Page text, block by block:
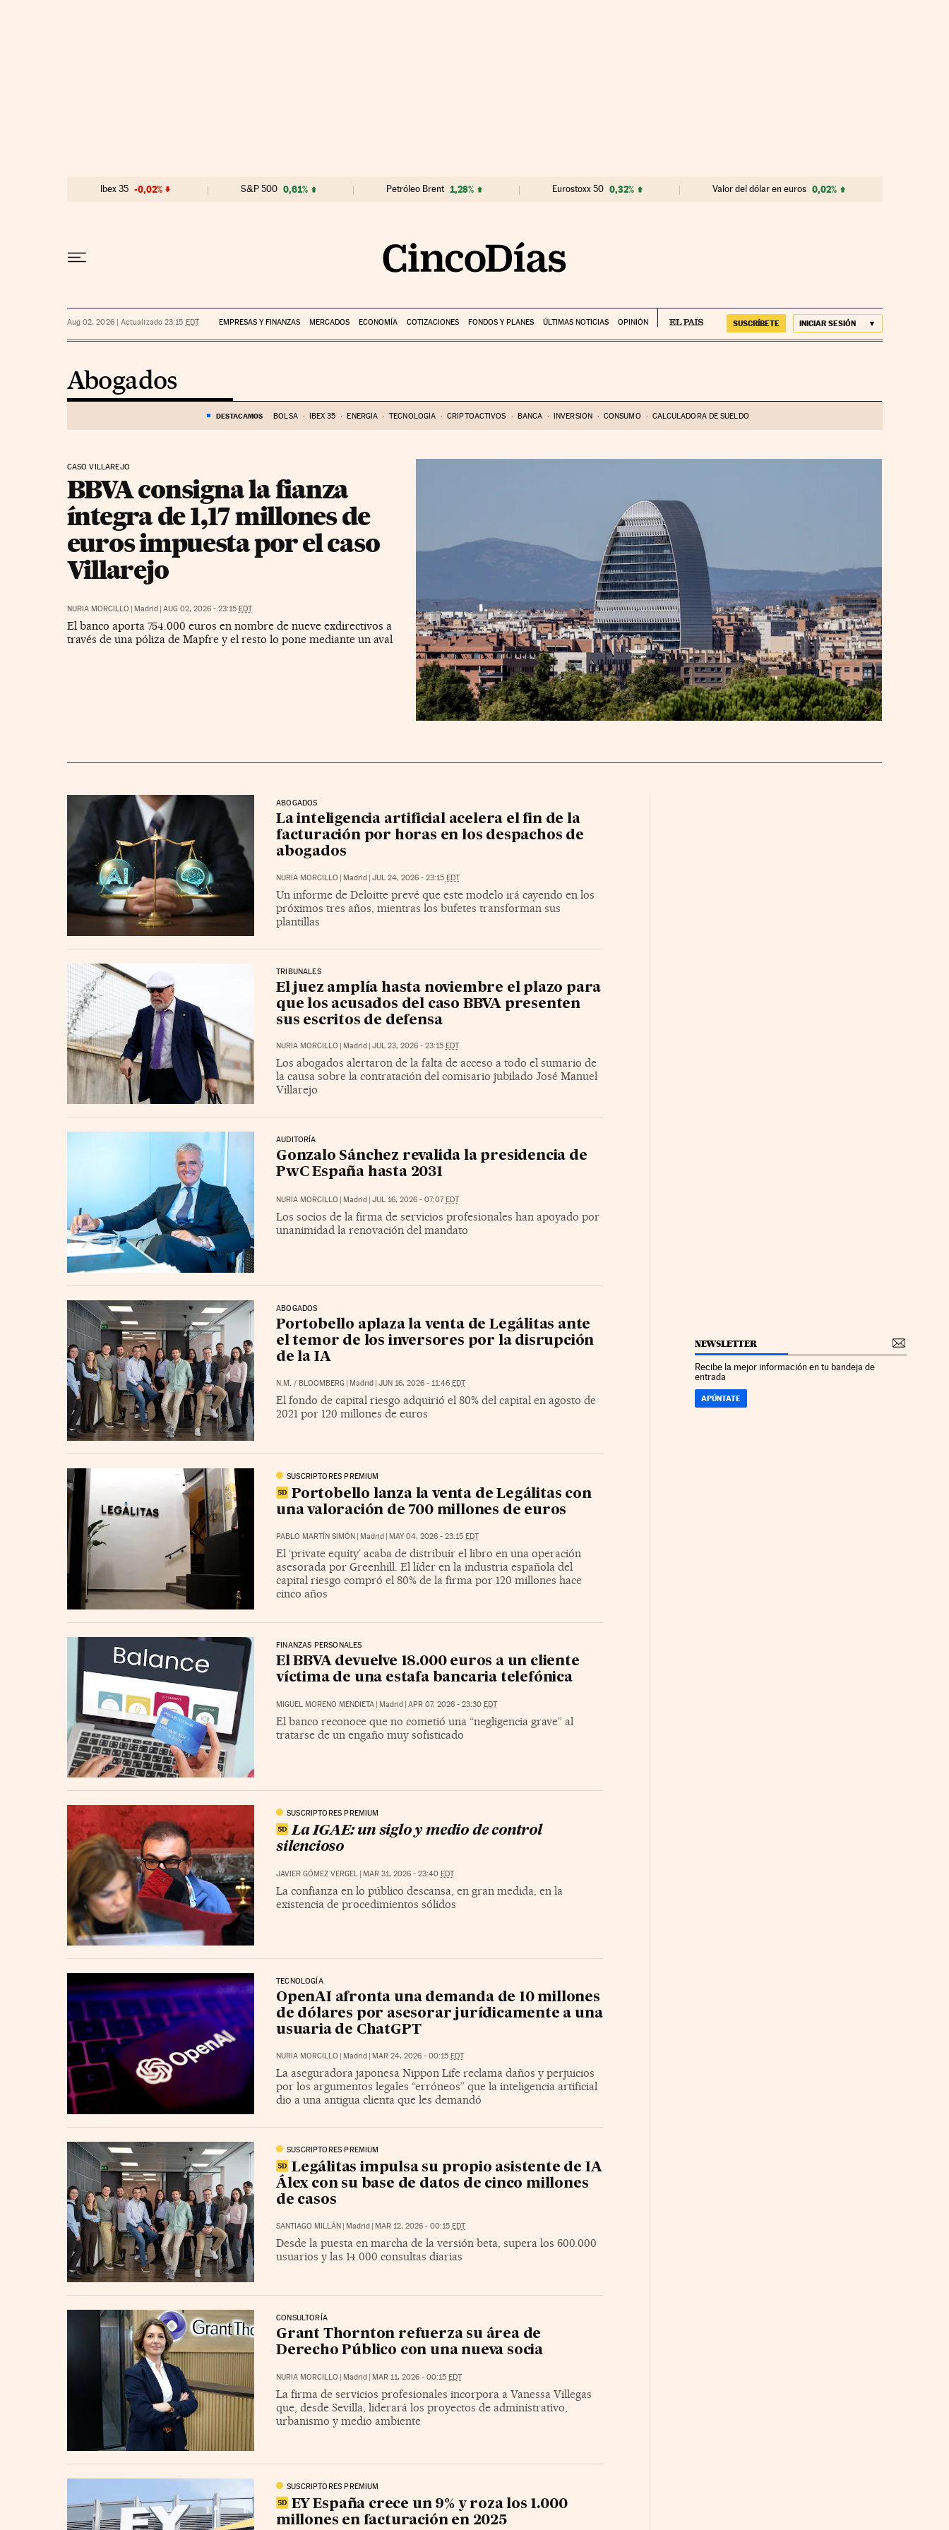
Ibex 35 -0,02% S&P 500 0,61% Petróleo Brent 1,28% Eurostoxx 50 0,32% Valor del dólar en euros 0,02%
Aug 02, 2026 | Actualizado 23:15 EDT EMPRESAS Y FINANZAS MERCADOS ECONOMÍA COTIZACIONES FONDOS Y PLANES ÚLTIMAS NOTICIAS OPINIÓN SUSCRÍBETE INICIAR SESIÓN
Abogados
DESTACAMOS BOLSA IBEX 35 ENERGÍA TECNOLOGÍA CRIPTOACTIVOS BANCA INVERSIÓN CONSUMO CALCULADORA DE SUELDO
CASO VILLAREJO
BBVA consigna la fianza
íntegra de 1,17 millones de
euros impuesta por el caso
Villarejo
NURIA MORCILLO | Madrid | AUG 02, 2026 - 23:15 EDT
El banco aporta 754.000 euros en nombre de nueve exdirectivos a
través de una póliza de Mapfre y el resto lo pone mediante un aval
ABOGADOS
La inteligencia artificial acelera el fin de la
facturación por horas en los despachos de
abogados
NURIA MORCILLO | Madrid | JUL 24, 2026 - 23:15 EDT
Un informe de Deloitte prevé que este modelo irá cayendo en los
próximos tres años, mientras los bufetes transforman sus
plantillas
TRIBUNALES
El juez amplía hasta noviembre el plazo para
que los acusados del caso BBVA presenten
sus escritos de defensa
NURIA MORCILLO Madrid JUL 23, 2026 - 23:15 EDT
Los abogados alertaron de la falta de acceso a todo el sumario de
la causa sobre la contratación del comisario jubilado José Manuel
Villarejo
AUDITORÍA
Gonzalo Sánchez revalida la presidencia de
PwC España hasta 2031
NURIA MORCILLO | Madrid | JUL 16, 2026 - 07:07EDT
Los socios de la firma de servicios profesionales han apoyado por
unanimidad la renovación del mandato
ABOGADOS
Portobello aplaza la venta de Legálitas ante
el temor de los inversores por la disrupción
de la IA
N.M. / BLOOMBERG Madrid JUN 16, 2026 - 11:46 EDT
El fondo de capital riesgo adquirió el 80% del capital en agosto de
2021 por 120 millones de euros
SUSCRIPTORES PREMIUM
Portobello lanza la venta de Legálitas con
una valoración de 700 millones de euros
PABLO MARTÍN SIMÓN | Madrid | MAY 04, 2026 - 23:15 EDT
El ‘private equity’ acaba de distribuir el libro en una operación
asesorada por Greenhill. El líder en la industria española del
capital riesgo compró el 80% de la firma por 120 millones hace
cinco años
FINANZAS PERSONALES
El BBVA devuelve 18.000 euros a un cliente
víctima de una estafa bancaria telefónica
MIGUEL MORENO MENDIETA Madrid APR 07, 2026 - 23:30 EDT
El banco reconoce que no cometió una “negligencia grave” al
tratarse de un engaño muy sofisticado
SUSCRIPTORES PREMIUM
La IGAE: un siglo y medio de control
silencioso
JAVIER GÓMEZ VERGEL MAR 31, 2026 - 23:40 EDT
La confianza en lo público descansa, en gran medida, en la
existencia de procedimientos sólidos
TECNOLOGÍA
OpenAI afronta una demanda de 10 millones
de dólares por asesorar jurídicamente a una
usuaria de ChatGPT
NURIA MORCILLO | Madrid | MAR 24, 2026 - 00:15 EDT
La aseguradora japonesa Nippon Life reclama daños y perjuicios
por los argumentos legales “erróneos” que la inteligencia artificial
dio a una antigua clienta que les demandó
SUSCRIPTORES PREMIUM
Legálitas impulsa su propio asistente de IA
Álex con su base de datos de cinco millones
de casos
SANTIAGO MILLÁN Madrid MAR 12, 2026 - 00:15 EDT
Desde la puesta en marcha de la versión beta, supera los 600.000
usuarios y las 14.000 consultas diarias
CONSULTORÍA
Grant Thornton refuerza su área de
Derecho Público con una nueva socia
NURIA MORCILLO | Madrid | MAR 11, 2026 - 00:15 EDT
La firma de servicios profesionales incorpora a Vanessa Villegas
que, desde Sevilla, liderará los proyectos de administrativo,
urbanismo y medio ambiente
SUSCRIPTORES PREMIUM
EY España crece un 9% y roza los 1.000
millones en facturación en 2025
NEWSLETTER
Recibe la mejor información en tu bandeja de
entrada
APÚNTATE